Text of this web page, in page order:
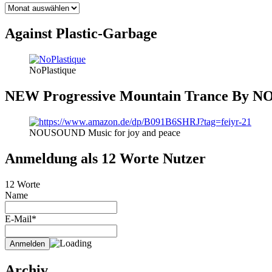
BLOG
Against Plastic-Garbage
NoPlastique
NEW Progressive Mountain Trance By
NOUSOUND Music for joy and peace
Anmeldung als 12 Worte Nutzer
12 Worte
Name
E-Mail*